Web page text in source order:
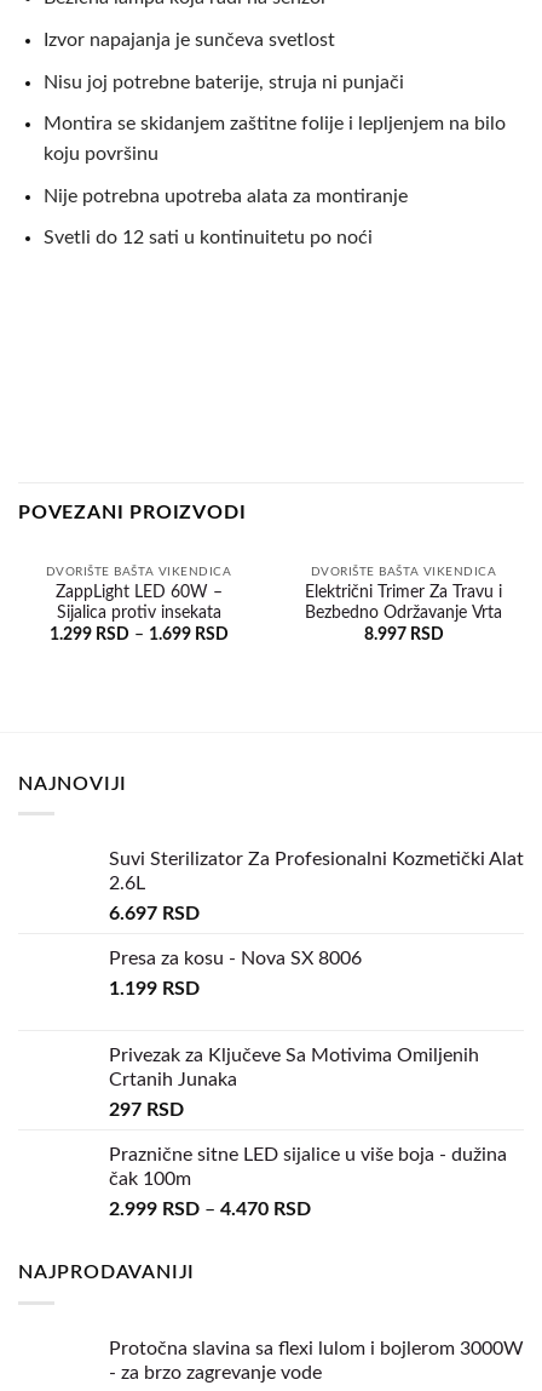
Izvor napajanja je sunčeva svetlost
Nisu joj potrebne baterije, struja ni punjači
Montira se skidanjem zaštitne folije i lepljenjem na bilo
koju površinu
Nije potrebna upotreba alata za montiranje
Svetli do 12 sati u kontinuitetu po noći
POVEZANI PROIZVODI
Dodaj
u
DVORIŠTE BAŠTA VIKENDICA
ZappLight LED 60W –
Sijalica protiv insekata
1.299 RSD – 1.699 RSD
Dodaj
DVORIŠTE BAŠTA VIKENDICA
Električni Trimer Za Travu i
Bezbedno Održavanje Vrta
8.997 RSD
NAJNOVIJI
Suvi Sterilizator Za Profesionalni Kozmetički Alat
2.6L
6.697 RSD
Presa za kosu - Nova SX 8006
1.199 RSD
Privezak za Ključeve Sa Motivima Omiljenih
Crtanih Junaka
297 RSD
Praznične sitne LED sijalice u više boja - dužina
čak 100m
2.999 RSD – 4.470 RSD
NAJPRODAVANIJI
Protočna slavina sa flexi lulom i bojlerom 3000W
- za brzo zagrevanje vode